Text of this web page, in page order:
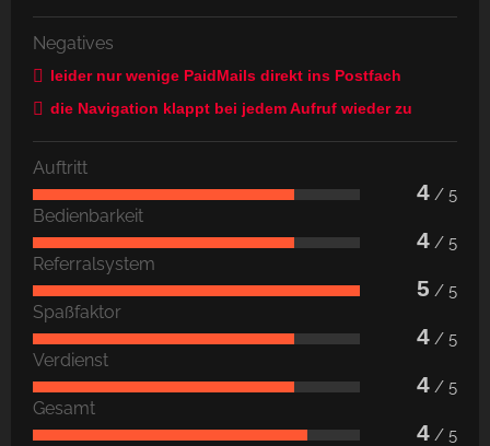
Negatives
leider nur wenige PaidMails direkt ins Postfach
die Navigation klappt bei jedem Aufruf wieder zu
Auftritt
4 / 5
Bedienbarkeit
4 / 5
Referralsystem
5 / 5
Spaßfaktor
4 / 5
Verdienst
4 / 5
Gesamt
4 / 5